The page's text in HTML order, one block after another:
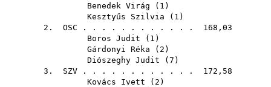
Benedek Virág ( 1 )
Kesztyűs Szilvia ( 1 )
2. OSC . . . . . . . . . . . . 168,03
Boros Judit ( 1 )
Gárdonyi Réka ( 2 )
Diószeghy Judit ( 7 )
3. SZV . . . . . . . . . . . . 172,58
Kovács Ivett ( 2 )